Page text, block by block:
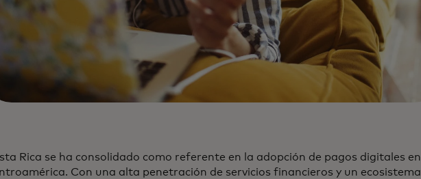
Rica se ha consolidado como referente en la adopción de pagos digitales en
Con una alta penetración de servicios financieros y un ecosistema